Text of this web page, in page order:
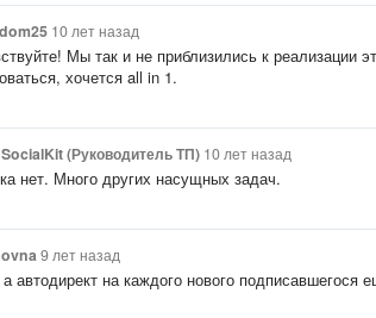
10 лет назад
Мы так и не приблизились к реализации
хочется all in 1.
SocialKit (Руководитель ТП) 10 лет назад
нет. Много других насущных задач.
9 лет назад
автодирект на каждого нового подписавшегося